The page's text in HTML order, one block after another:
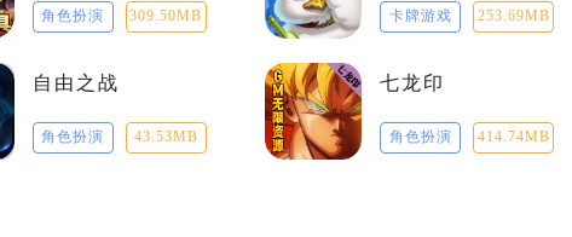
角色扮演 309.50MB 卡牌游戏 253.69MB
自由之战
角色扮演 43.53MB
七龙印
角色扮演 414.74MB